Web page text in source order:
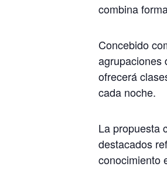
combina
Concebido
agrupaciones
ofrecerá
cada noche.
La propuesta
destacados
conocimiento